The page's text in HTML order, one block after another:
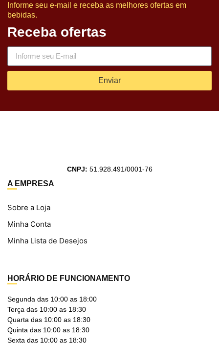
Informe seu e-mail e receba as melhores ofertas em
bebidas.
Receba ofertas
Enviar
CNPJ: 51.928.491/0001-76
A EMPRESA
Sobre a Loja
Minha Conta
Minha Lista de Desejos
HORÁRIO DE FUNCIONAMENTO
Segunda das 10:00 as 18:00
Terça das 10:00 as 18:30
Quarta das 10:00 as 18:30
Quinta das 10:00 as 18:30
Sexta das 10:00 as 18:30